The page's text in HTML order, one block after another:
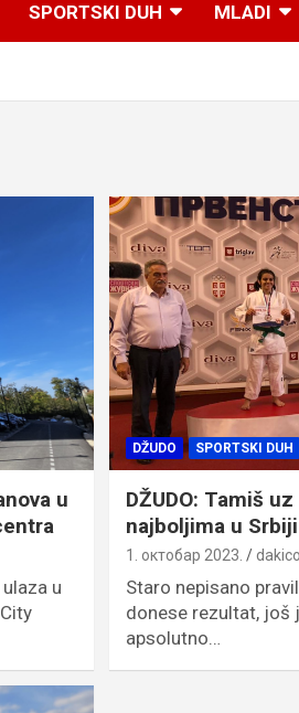
SPORTSKI DUH MLADI
u
u
DŽUDO SPORTSKI DUH
DŽUDO: Tamiš
najboljima u Srbiji
1. октобар 2023.
Staro nepisano
donese rezultat, još
apsolutno…